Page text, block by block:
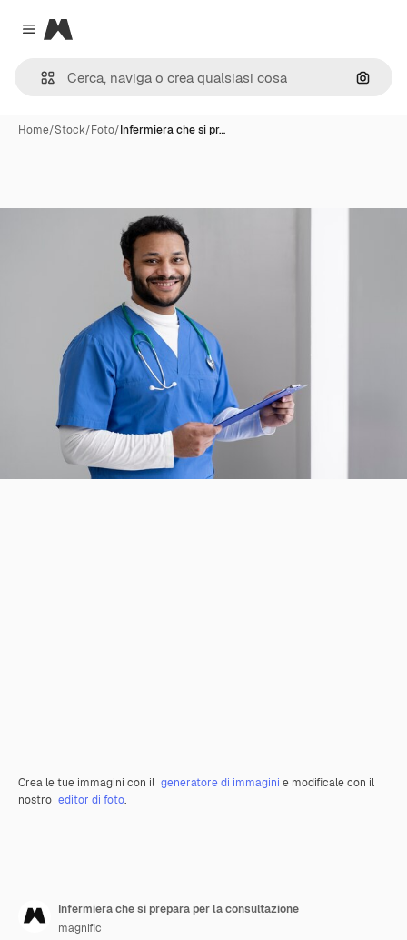
Close menu
Magnific
Cerca
Home/Stock/Foto/Infermiera che si pr…
Crea le tue immagini con il generatore di immagini e modificale con il
nostro editor di foto.
Infermiera che si prepara per la consultazione
magnific